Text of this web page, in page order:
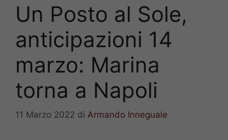
Un Posto al Sole,
anticipazioni 14
marzo: Marina
torna a Napoli
11 Marzo 2022 di Armando Inneguale